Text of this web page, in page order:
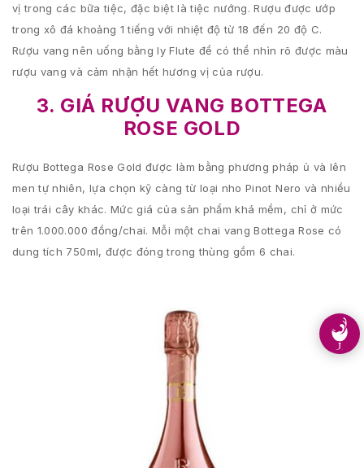
vị trong các bữa tiệc, đặc biệt là tiệc nướng. Rượu được ướp
trong xô đá khoảng 1 tiếng với nhiệt độ từ 18 đến 20 độ C.
Rượu vang nên uống bằng ly Flute để có thể nhìn rõ được màu
rượu vang và cảm nhận hết hương vị của rượu.
3. GIÁ RƯỢU VANG BOTTEGA
ROSE GOLD
Rượu Bottega Rose Gold được làm bằng phương pháp ủ và lên
men tự nhiên, lựa chọn kỹ càng từ loại nho Pinot Nero và nhiều
loại trái cây khác. Mức giá của sản phẩm khá mềm, chỉ ở mức
trên 1.000.000 đồng/chai. Mỗi một chai vang Bottega Rose có
dung tích 750ml, được đóng trong thùng gồm 6 chai.